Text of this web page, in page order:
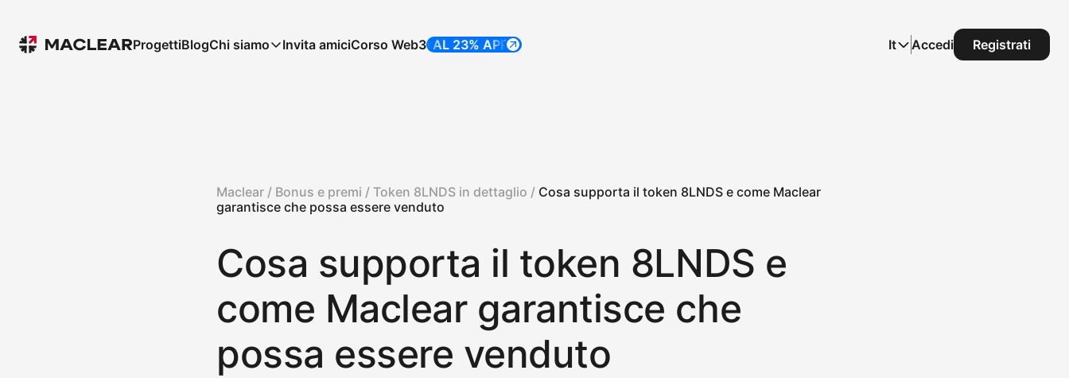
ProgettiBlogChi siamo Invita amiciCorso Web3
FINO AL 23% APR FINO AL 23% APR It Accedi Registrati
Maclear / Bonus e premi / Token 8LNDS in dettaglio / Cosa supporta il token 8LNDS e come Maclear
garantisce che possa essere venduto
Cosa supporta il token 8LNDS e
come Maclear garantisce che
possa essere venduto